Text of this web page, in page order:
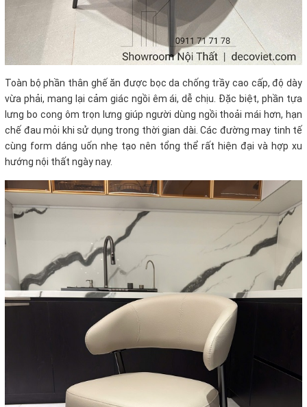
Toàn bộ phần thân ghế ăn được bọc da chống trầy cao cấp, độ dày
vừa phải, mang lại cảm giác ngồi êm ái, dễ chịu. Đặc biệt, phần tựa
lưng bo cong ôm trọn lưng giúp người dùng ngồi thoải mái hơn, hạn
chế đau mỏi khi sử dụng trong thời gian dài. Các đường may tinh tế
cùng form dáng uốn nhẹ tạo nên tổng thể rất hiện đại và hợp xu
hướng nội thất ngày nay.